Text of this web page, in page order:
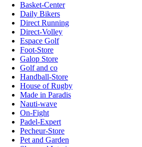
Basket-Center
Daily Bikers
Direct Running
Direct-Volley
Espace Golf
Foot-Store
Galop Store
Golf and co
Handball-Store
House of Rugby
Made in Paradis
Nauti-wave
On-Fight
Padel-Expert
Pecheur-Store
Pet and Garden